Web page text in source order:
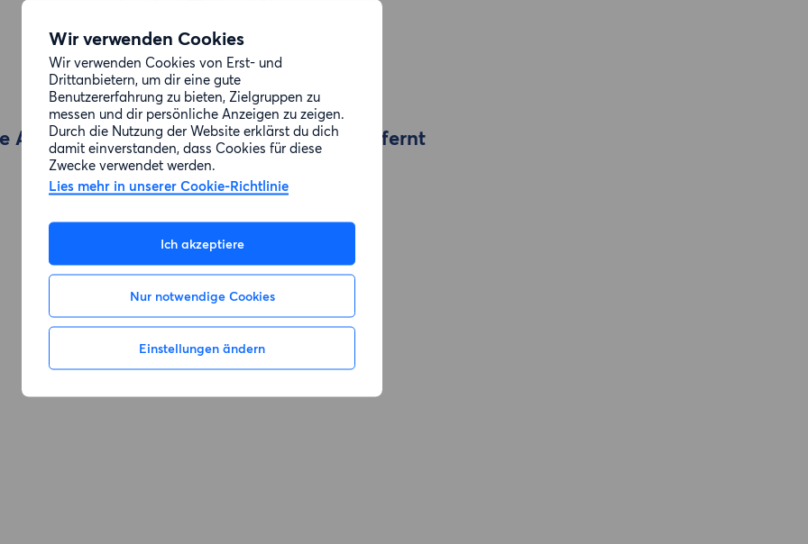
Wir verwenden Cookies
Wir verwenden Cookies von Erst- und
Drittanbietern, um dir eine gute
Benutzererfahrung zu bieten, Zielgruppen zu
messen und dir persönliche Anzeigen zu zeigen.
Durch die Nutzung der Website erklärst du dich
damit einverstanden, dass Cookies für diese
Zwecke verwendet werden.
Lies mehr in unserer Cookie-Richtlinie
Ich akzeptiere
Nur notwendige Cookies
Einstellungen ändern
Anzeige, die du gesucht hast, wurde entfernt